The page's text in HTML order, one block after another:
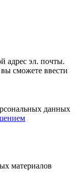
адрес эл. почты.
сможете ввести
данных
материалов